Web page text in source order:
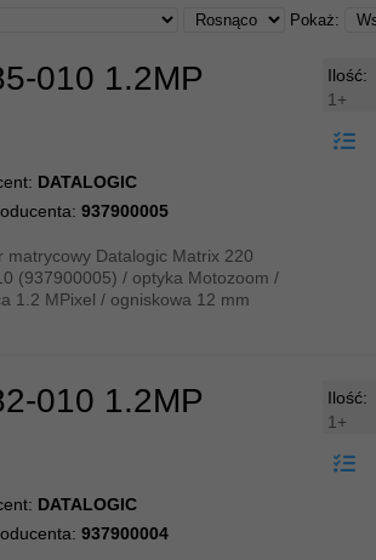
Pokaż:
010 1.2MP
DATALOGIC
937900005
matrycowy Datalogic Matrix 220
(937900005) / optyka Motozoom /
1.2 MPixel / ogniskowa 12 mm
Ilość:
1+
010 1.2MP
DATALOGIC
937900004
Ilość:
1+